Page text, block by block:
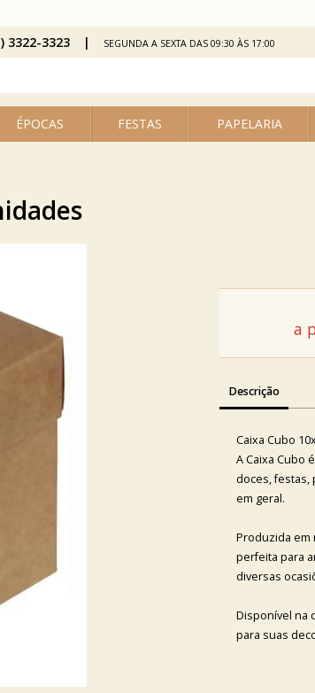
ÉPOCAS FESTAS PAPELARIA
3322-3323 SEGUNDA A SEXTA DAS 09:30 ÀS 17:00
a
Descrição
Caixa Cubo
A Caixa Cubo
doces,
em geral.
Produzida em
perfeita para
diversas
Disponível na
para suas